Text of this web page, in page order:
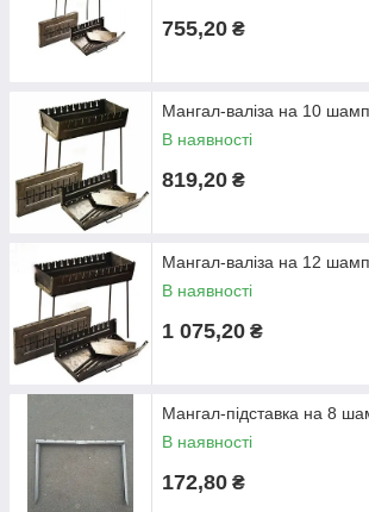
755,20 ₴
Мангал-валіза на 10
В наявності
819,20 ₴
Мангал-валіза на 12
В наявності
1 075,20 ₴
Мангал-підставка на 8
В наявності
172,80 ₴